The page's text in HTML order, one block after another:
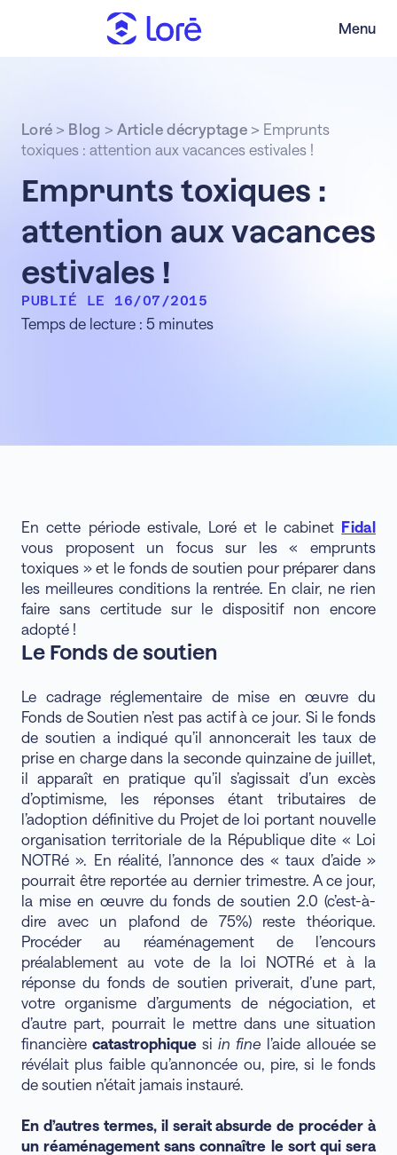
Menu
Emprunts toxiques :
attention aux vacances
estivales !
PUBLIÉ LE 16/07/2015
Temps de lecture : 5 minutes
Loré > Blog > Article décryptage> Emprunts
toxiques : attention aux vacances estivales !
En cette période estivale, Loré et le cabinet Fidal
vous proposent un focus sur les « emprunts
toxiques » et le fonds de soutien pour préparer dans
les meilleures conditions la rentrée. En clair, ne rien
faire sans certitude sur le dispositif non encore
adopté !
Le Fonds de soutien
Le cadrage réglementaire de mise en œuvre du
Fonds de Soutien n’est pas actif à ce jour. Si le fonds
de soutien a indiqué qu’il annoncerait les taux de
prise en charge dans la seconde quinzaine de juillet,
il apparaît en pratique qu’il s’agissait d’un excès
d’optimisme, les réponses étant tributaires de
l’adoption définitive du Projet de loi portant nouvelle
organisation territoriale de la République dite « Loi
NOTRé ». En réalité, l’annonce des « taux d’aide »
pourrait être reportée au dernier trimestre. A ce jour,
la mise en œuvre du fonds de soutien 2.0 (c’est-à-
dire avec un plafond de 75%) reste théorique.
Procéder au réaménagement de l’encours
préalablement au vote de la loi NOTRé et à la
réponse du fonds de soutien priverait, d’une part,
votre organisme d’arguments de négociation, et
d’autre part, pourrait le mettre dans une situation
financièrecatastrophique si in fine l’aide allouée se
révélait plus faible qu’annoncée ou, pire, si le fonds
de soutien n’était jamais instauré.
En d’autres termes, il seraitabsurde de procéder à
un réaménagement sans connaître le sort qui sera